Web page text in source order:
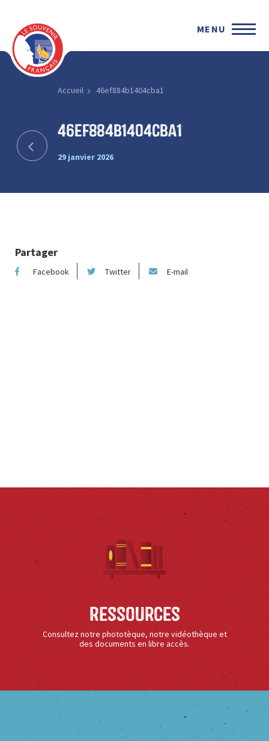
MENU
Accueil 46ef884b1404cba1
46ef884b1404cba1
29 janvier 2026
Partager
Facebook Twitter E-mail
Ressources
Consultez notre phototèque, notre vidéothèque et
des documents en libre accès.